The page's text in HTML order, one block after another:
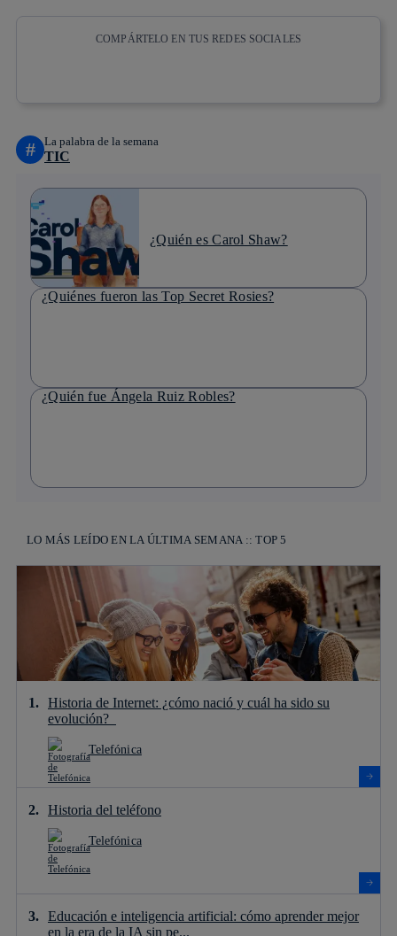
COMPÁRTELO EN TUS REDES SOCIALES
# La palabra de la semana
TIC
¿Quién es Carol Shaw?
¿Quiénes fueron las Top Secret Rosies?
¿Quién fue Ángela Ruiz Robles?
LO MÁS LEÍDO EN LA ÚLTIMA SEMANA :: TOP 5
Historia de Internet: ¿cómo nació y cuál ha sido su
evolución?
Telefónica
Historia del teléfono
Telefónica
Educación e inteligencia artificial: cómo aprender mejor
en la era de la IA sin pe...